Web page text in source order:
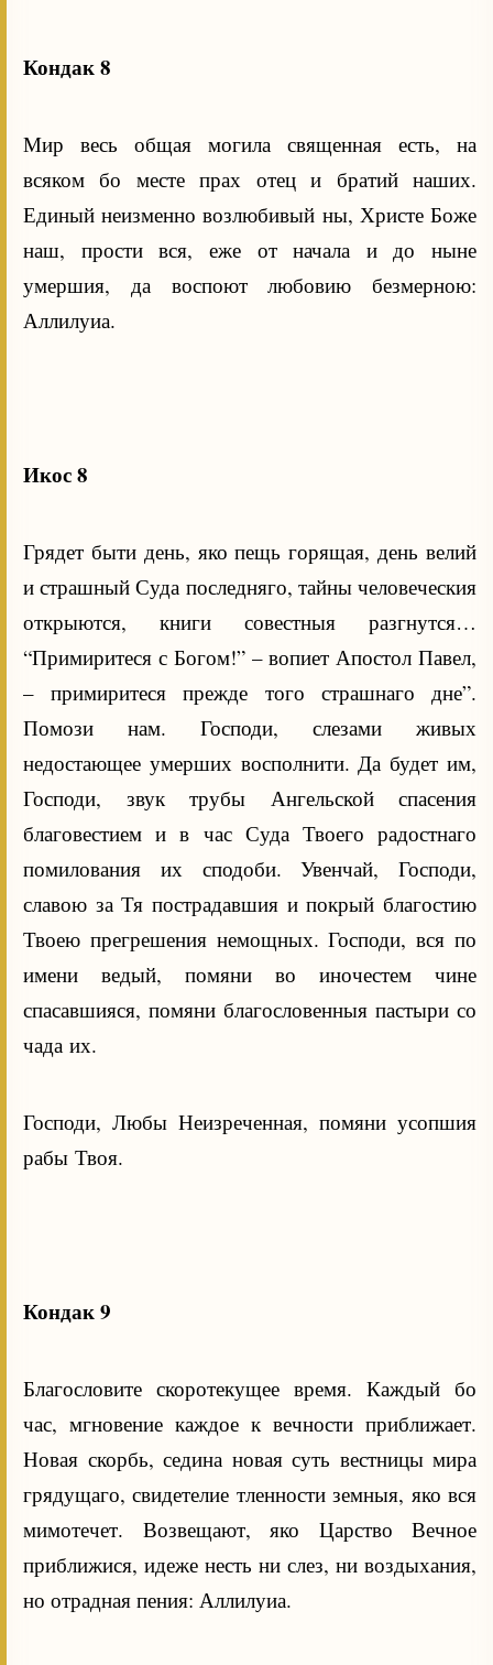
Кондак 8
Мир весь общая могила священная есть, на
всяком бо месте прах отец и братий наших.
Единый неизменно возлюбивый ны, Христе Боже
наш, прости вся, еже от начала и до ныне
умершия, да воспоют любовию безмерною:
Аллилуиа.
Икос 8
Грядет быти день, яко пещь горящая, день велий
и страшный Суда последняго, тайны человеческия
открыются, книги совестныя разгнутся…
“Примиритеся с Богом!” – вопиет Апостол Павел,
– примиритеся прежде того страшнаго дне”.
Помози нам. Господи, слезами живых
недостающее умерших восполнити. Да будет им,
Господи, звук трубы Ангельской спасения
благовестием и в час Суда Твоего радостнаго
помилования их сподоби. Увенчай, Господи,
славою за Тя пострадавшия и покрый благостию
Твоею прегрешения немощных. Господи, вся по
имени ведый, помяни во иночестем чине
спасавшияся, помяни благословенныя пастыри со
чада их.
Господи, Любы Неизреченная, помяни усопшия
рабы Твоя.
Кондак 9
Благословите скоротекущее время. Каждый бо
час, мгновение каждое к вечности приближает.
Новая скорбь, седина новая суть вестницы мира
грядущаго, свидетелие тленности земныя, яко вся
мимотечет. Возвещают, яко Царство Вечное
приближися, идеже несть ни слез, ни воздыхания,
но отрадная пения: Аллилуиа.